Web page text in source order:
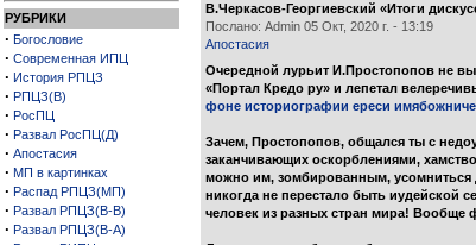
РУБРИКИ
· Богословие
· Современная ИПЦ
· История РПЦЗ
· РПЦЗ(В)
· РосПЦ
· Развал РосПЦ(Д)
· Апостасия
· МП в картинках
· Распад РПЦЗ(МП)
· Развал РПЦЗ(В-В)
· Развал РПЦЗ(В-А)
В.Черкасов-Георгиевский «Итоги
Послано: Admin 05 Окт, 2020 г. - 13:19
Апостасия
Очередной лурьит И.Простопопов не
«Портал Кредо ру» и лепетал
фоне историографии ереси
Зачем, Простопопов, общался ты с
заканчивающих оскорблениями,
можно им, зомбированным, усомниться
никогда не перестало быть иудейской
человек из разных стран мира! Вообще